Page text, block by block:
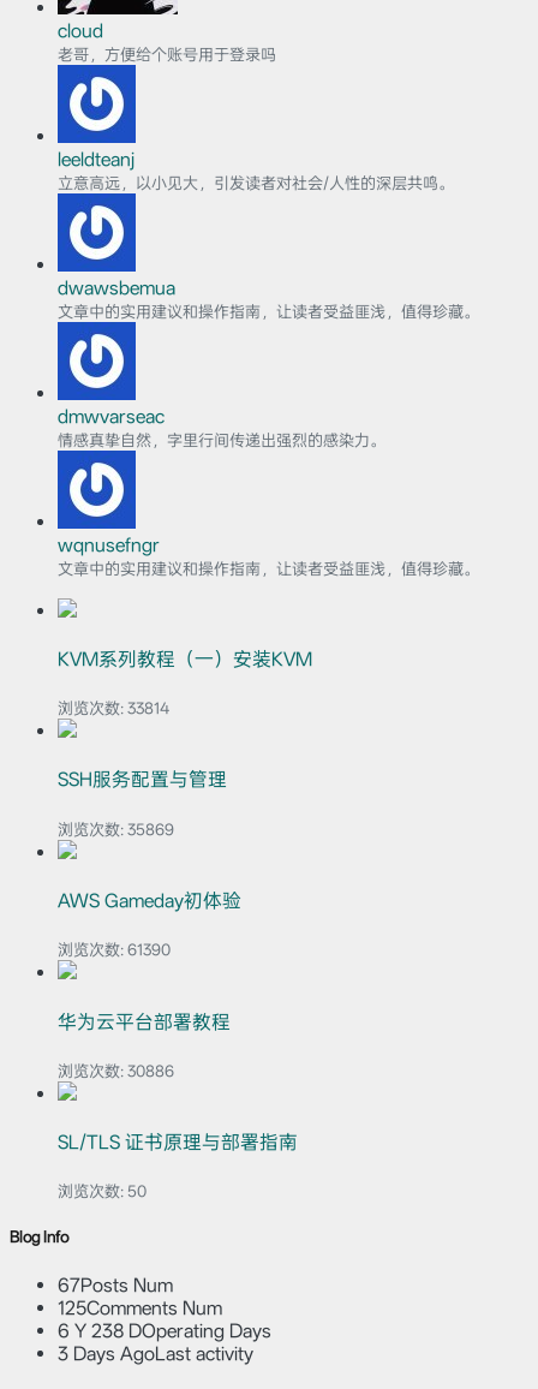
cloud
老哥，方便给个账号用于登录吗
leeldteanj
立意高远，以小见大，引发读者对社会/人性的深层共鸣。
dwawsbemua
文章中的实用建议和操作指南，让读者受益匪浅，值得珍藏。
dmwvarseac
情感真挚自然，字里行间传递出强烈的感染力。
wqnusefngr
文章中的实用建议和操作指南，让读者受益匪浅，值得珍藏。
KVM系列教程（一）安装KVM
浏览次数: 33814
SSH服务配置与管理
浏览次数: 35869
AWS Gameday初体验
浏览次数: 61390
华为云平台部署教程
浏览次数: 30886
SL/TLS 证书原理与部署指南
浏览次数: 50
Blog Info
67Posts Num
125Comments Num
6 Y 238 DOperating Days
3 Days AgoLast activity